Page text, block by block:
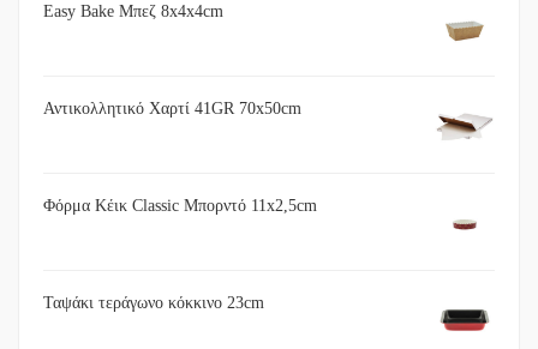
Easy Bake Μπεζ 8x4x4cm
Αντικολλητικό Χαρτί 41GR 70x50cm
Φόρμα Κέικ Classic Μπορντό 11x2,5cm
Ταψάκι τεράγωνο κόκκινο 23cm